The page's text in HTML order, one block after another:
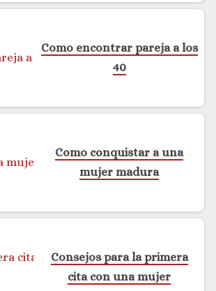
Como encontrar pareja a los
40
Como conquistar a una
mujer madura
Consejos para la primera
cita con una mujer